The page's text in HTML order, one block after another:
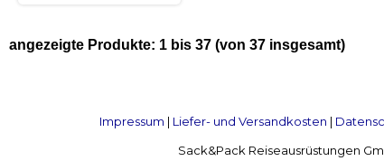
angezeigte Produkte: 1 bis 37 (von 37 insgesamt)
Impressum | Liefer- und Versandkosten |
Sack&Pack Reiseausrüstungen